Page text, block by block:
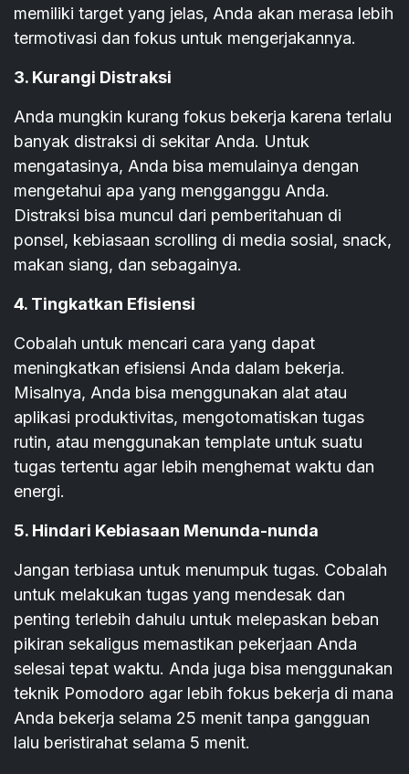
memiliki target yang jelas, Anda akan merasa lebih
termotivasi dan fokus untuk mengerjakannya.
3. Kurangi Distraksi
Anda mungkin kurang fokus bekerja karena terlalu
banyak distraksi di sekitar Anda. Untuk
mengatasinya, Anda bisa memulainya dengan
mengetahui apa yang mengganggu Anda.
Distraksi bisa muncul dari pemberitahuan di
ponsel, kebiasaan scrolling di media sosial, snack,
makan siang, dan sebagainya.
4. Tingkatkan Efisiensi
Cobalah untuk mencari cara yang dapat
meningkatkan efisiensi Anda dalam bekerja.
Misalnya, Anda bisa menggunakan alat atau
aplikasi produktivitas, mengotomatiskan tugas
rutin, atau menggunakan template untuk suatu
tugas tertentu agar lebih menghemat waktu dan
energi.
5. Hindari Kebiasaan Menunda-nunda
Jangan terbiasa untuk menumpuk tugas. Cobalah
untuk melakukan tugas yang mendesak dan
penting terlebih dahulu untuk melepaskan beban
pikiran sekaligus memastikan pekerjaan Anda
selesai tepat waktu. Anda juga bisa menggunakan
teknik Pomodoro agar lebih fokus bekerja di mana
Anda bekerja selama 25 menit tanpa gangguan
lalu beristirahat selama 5 menit.